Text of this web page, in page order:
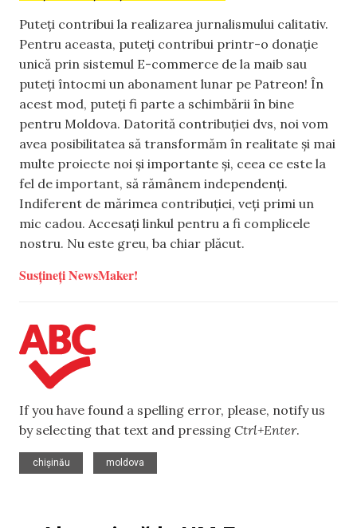
Puteți contribui la realizarea jurnalismului calitativ.
Pentru aceasta, puteți contribui printr-o donație
unică prin sistemul E-commerce de la maib sau
puteți întocmi un abonament lunar pe Patreon! În
acest mod, puteți fi parte a schimbării în bine
pentru Moldova. Datorită contribuției dvs, noi vom
avea posibilitatea să transformăm în realitate și mai
multe proiecte noi și importante și, ceea ce este la
fel de important, să rămânem independenți.
Indiferent de mărimea contribuției, veți primi un
mic cadou. Accesați linkul pentru a fi complicele
nostru. Nu este greu, ba chiar plăcut.
Susțineți NewsMaker!
If you have found a spelling error, please, notify us
by selecting that text and pressing Ctrl+Enter.
chișinău
moldova